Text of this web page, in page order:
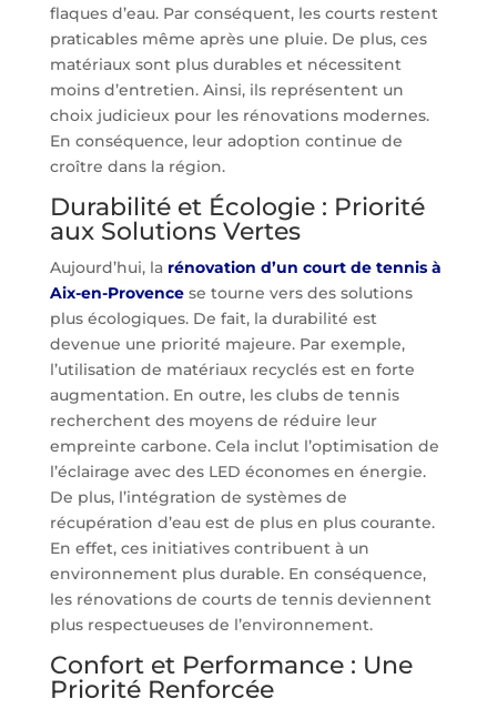
flaques d’eau. Par conséquent, les courts restent
praticables même après une pluie. De plus, ces
matériaux sont plus durables et nécessitent
moins d’entretien. Ainsi, ils représentent un
choix judicieux pour les rénovations modernes.
En conséquence, leur adoption continue de
croître dans la région.
Durabilité et Écologie : Priorité
aux Solutions Vertes
Aujourd’hui, la rénovation d’un court de tennis à
Aix-en-Provencese tourne vers des solutions
plus écologiques. De fait, la durabilité est
devenue une priorité majeure. Par exemple,
l’utilisation de matériaux recyclés est en forte
augmentation. En outre, les clubs de tennis
recherchent des moyens de réduire leur
empreinte carbone. Cela inclut l’optimisation de
l’éclairage avec des LED économes en énergie.
De plus, l’intégration de systèmes de
récupération d’eau est de plus en plus courante.
En effet, ces initiatives contribuent à un
environnement plus durable. En conséquence,
les rénovations de courts de tennis deviennent
plus respectueuses de l’environnement.
Confort et Performance : Une
Priorité Renforcée